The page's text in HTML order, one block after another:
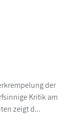
der
Kritik am
zeigt d...